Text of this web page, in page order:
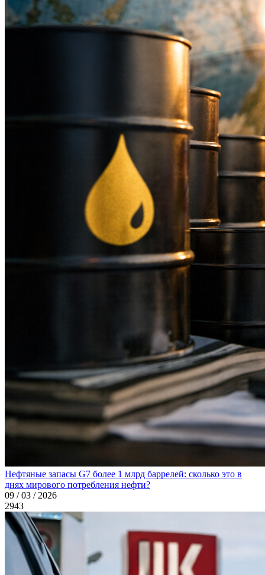
Нефтяные запасы G7 более 1 млрд баррелей: сколько это в
днях мирового потребления нефти?
09 / 03 / 2026
2943